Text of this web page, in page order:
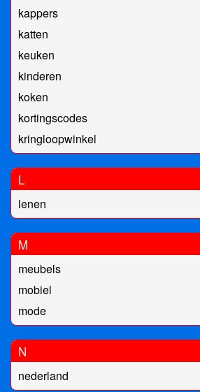
kappers
katten
keuken
kinderen
koken
kortingscodes
kringloopwinkel
L
lenen
M
meubels
mobiel
mode
N
nederland